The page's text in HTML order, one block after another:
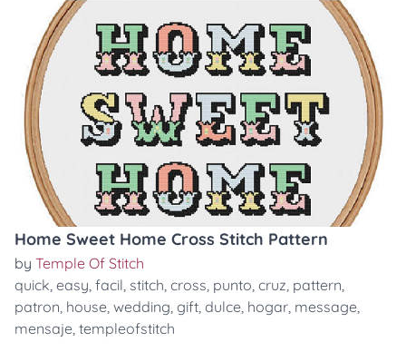
Home Sweet Home Cross Stitch Pattern
by Temple Of Stitch
quick, easy, facil, stitch, cross, punto, cruz, pattern,
patron, house, wedding, gift, dulce, hogar, message,
mensaje, templeofstitch